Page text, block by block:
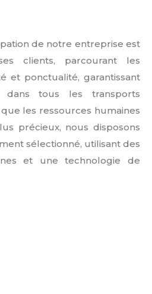
de notre entreprise est
clients, parcourant les
et ponctualité, garantissant
tous les transports
les ressources humaines
précieux, nous disposons
sélectionné, utilisant des
et une technologie de